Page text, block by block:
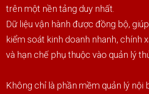
trên một nền tảng duy nhất.
Dữ liệu vận hành được đồng bộ,
kiểm soát kinh doanh nhanh, chính
và hạn chế phụ thuộc vào quản lý
Không chỉ là phần mềm quản lý nội